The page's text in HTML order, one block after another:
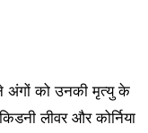
अंगों को उनकी मृत्यु के
लीवर और कोर्निया